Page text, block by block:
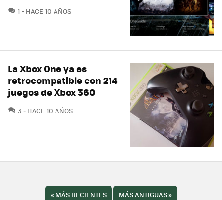
1 COMENTARIOS
HACE 10 AÑOS
La Xbox One ya es
retrocompatible con 214
juegos de Xbox 360
3 COMENTARIOS
HACE 10 AÑOS
« MÁS RECIENTES MÁS ANTIGUAS»